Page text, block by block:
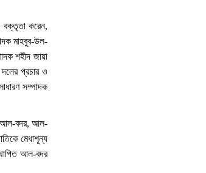
বক্তৃতা করেন,
মাহবুব-উল-
শহীদ জায়া
প্রচার ও
সম্পাদক
আল-বদর, আল-
মেধাশূন্য
আল-বদর